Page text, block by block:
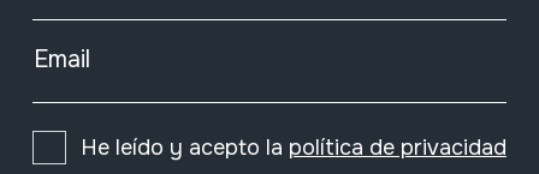
Email
He leído y acepto la política de privacidad